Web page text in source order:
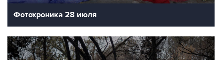
Фотохроника 28 июля